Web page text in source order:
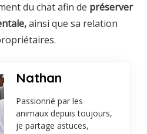
du chat afin de préserver
ainsi que sa relation
Nathan
Passionné par les
animaux depuis toujours,
je partage astuces,